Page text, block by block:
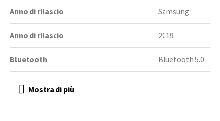
Anno di rilascio Samsung
Anno di rilascio 2019
Bluetooth Bluetooth 5.0